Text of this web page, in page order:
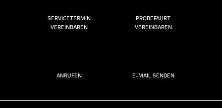
SERVICETERMIN
VEREINBAREN
PROBEFAHRT
VEREINBAREN
ANRUFEN E-MAIL SENDEN